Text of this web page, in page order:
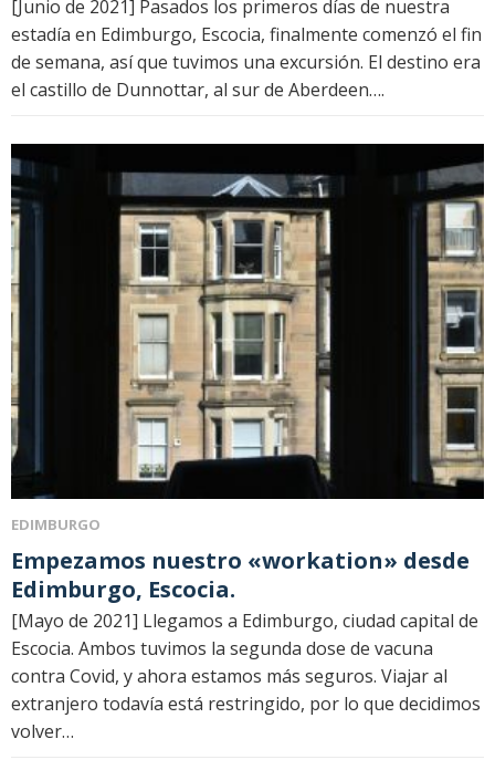
[Junio ​​de 2021] Pasados los primeros días de nuestra
estadía en Edimburgo, Escocia, finalmente comenzó el fin
de semana, así que tuvimos una excursión. El destino era
el castillo de Dunnottar, al sur de Aberdeen….
EDIMBURGO
Empezamos nuestro «workation» desde
Edimburgo, Escocia.
[Mayo de 2021] Llegamos a Edimburgo, ciudad capital de
Escocia. Ambos tuvimos la segunda dose de vacuna
contra Covid, y ahora estamos más seguros. Viajar al
extranjero todavía está restringido, por lo que decidimos
volver…